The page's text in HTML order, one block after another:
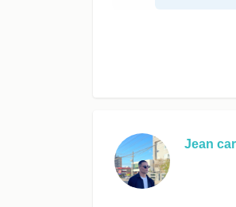
Jean